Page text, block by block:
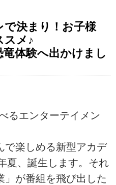
で決まり！お子様
スメ♪
体験へ出かけまし
るエンターテイメン
で楽しめる新型アカデ
夏、誕生します。それ
」が番組を飛び出した